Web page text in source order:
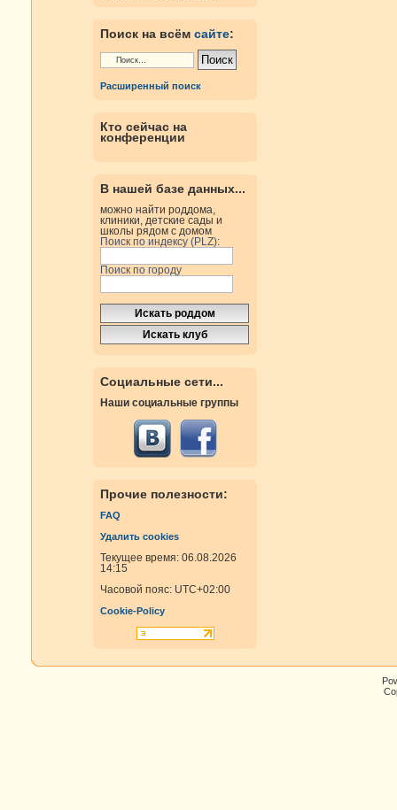
Поиск на всём сайте:
Расширенный поиск
Кто сейчас на
конференции
В нашей базе данных...
можно найти роддома,
клиники, детские сады и
школы рядом с домом
Поиск по индексу (PLZ):
Поиск по городу
Социальные сети...
Наши социальные группы
Прочие полезности:
FAQ
Удалить cookies
Текущее время: 06.08.2026
14:15
Часовой пояс: UTC+02:00
Cookie-Policy